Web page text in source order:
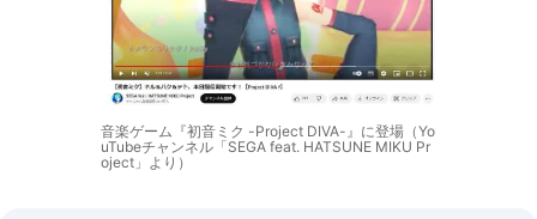
音楽ゲーム『初音ミク -Project DIVA-』に登場（Yo
uTubeチャンネル「SEGA feat. HATSUNE MIKU Pr
oject」より）